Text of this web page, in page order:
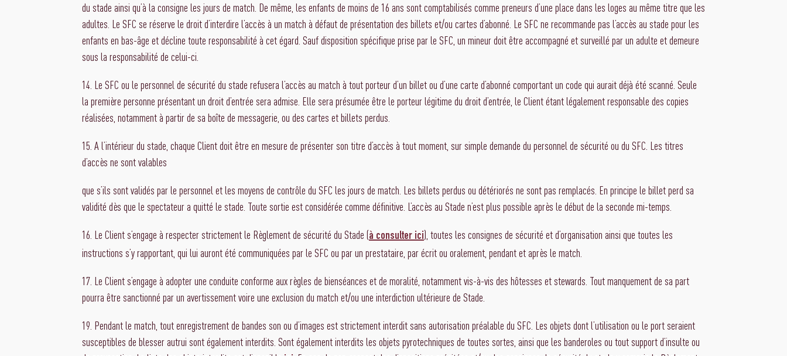
du stade ainsi qu’à la consigne les jours de match. De même, les enfants de moins de 16 ans sont comptabilisés comme preneurs d’une place dans les loges au même titre que les
adultes. Le SFC se réserve le droit d’interdire l’accès à un match à défaut de présentation des billets et/ou cartes d’abonné. Le SFC ne recommande pas l’accès au stade pour les
enfants en bas-âge et décline toute responsabilité à cet égard. Sauf disposition spécifique prise par le SFC, un mineur doit être accompagné et surveillé par un adulte et demeure
sous la responsabilité de celui-ci.
14. Le SFC ou le personnel de sécurité du stade refusera l’accès au match à tout porteur d’un billet ou d’une carte d’abonné comportant un code qui aurait déjà été scanné. Seule
la première personne présentant un droit d’entrée sera admise. Elle sera présumée être le porteur légitime du droit d’entrée, le Client étant légalement responsable des copies
réalisées, notamment à partir de sa boîte de messagerie, ou des cartes et billets perdus.
15. A l’intérieur du stade, chaque Client doit être en mesure de présenter son titre d’accès à tout moment, sur simple demande du personnel de sécurité ou du SFC. Les titres
d’accès ne sont valables
que s’ils sont validés par le personnel et les moyens de contrôle du SFC les jours de match. Les billets perdus ou détériorés ne sont pas remplacés. En principe le billet perd sa
validité dès que le spectateur a quitté le stade. Toute sortie est considérée comme définitive. L’accès au Stade n’est plus possible après le début de la seconde mi-temps.
16. Le Client s’engage à respecter strictement le Règlement de sécurité du Stade (à consulter ici), toutes les consignes de sécurité et d’organisation ainsi que toutes les
instructions s’y rapportant, qui lui auront été communiquées par le SFC ou par un prestataire, par écrit ou oralement, pendant et après le match.
17. Le Client s’engage à adopter une conduite conforme aux règles de bienséances et de moralité, notamment vis-à-vis des hôtesses et stewards. Tout manquement de sa part
pourra être sanctionné par un avertissement voire une exclusion du match et/ou une interdiction ultérieure de Stade.
19. Pendant le match, tout enregistrement de bandes son ou d’images est strictement interdit sans autorisation préalable du SFC. Les objets dont l’utilisation ou le port seraient
susceptibles de blesser autrui sont également interdits. Sont également interdits les objets pyrotechniques de toutes sortes, ainsi que les banderoles ou tout support d’insulte ou